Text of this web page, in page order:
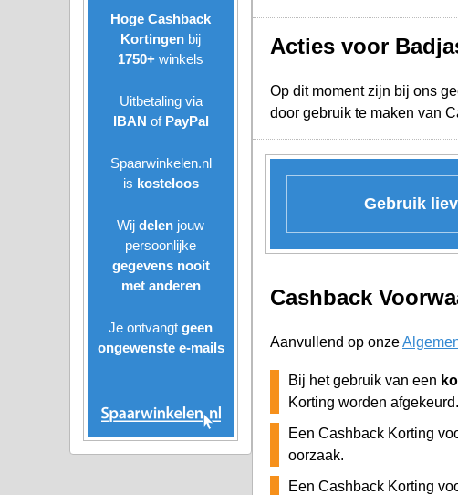
Hoge Cashback
Kortingen bij
1750+ winkels
Uitbetaling via
IBAN of PayPal
Spaarwinkelen.nl
is kosteloos
Wij delen jouw
persoonlijke
gegevens nooit
met anderen
Je ontvangt geen
ongewenste e-mails
Acties voor
Op dit moment zijn bij ons
door gebruik te maken van
Gebruik
Cashback
Aanvullend op onze
Bij het gebruik van een
Korting worden afgekeurd.
Een Cashback Korting
oorzaak.
Een Cashback Korting